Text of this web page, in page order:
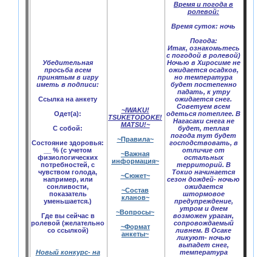
Убедительная
просьба всем
принятым в игру
иметь в подписи:
Ссылка на анкету
Одет(а):
С собой:
Состояние здоровья:
__ % (с учетом
физиологических
потребностей, с
чувством голода,
например, или
сонливости,
показатель
уменьшается.)
Где вы сейчас в
ролевой (желательно
со ссылкой)
Новый конкурс- на
~IWAKU!
TSUKETODOKE!
MATSU!~
~Правила~
~Важная
информация~
~Сюжет~
~Состав
кланов~
~Вопросы~
~Формат
анкеты~
Время и погода в
ролевой:
Время суток: ночь
Погода:
Итак, ознакомьтесь
с погодой в ролевой)
Ночью в Хиросиме не
ожидается осадков,
но температура
будет постепенно
падать, к утру
ожидается снег.
Советуем всем
одеться потеплее. В
Нагасаки снега не
будет, теплая
погода тут будет
господствовать, в
отличие от
остальных
территорий. В
Токио начинается
сезон дождей- ночью
ожидается
штормовое
предупреждение,
утром и днем
возможен ураган,
сопровождаемый
ливнем. В Осаке
ликуют- ночью
выпадет снег,
температура